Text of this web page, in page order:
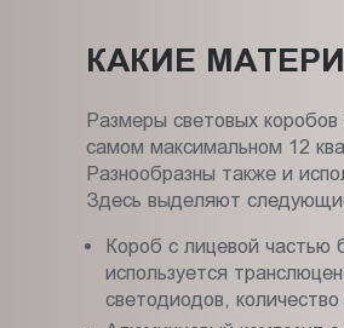
КАКИЕ
Размеры световых
самом максимальном 12
Разнообразны также и
Здесь выделяют
Короб с лицевой частью
используется
светодиодов,